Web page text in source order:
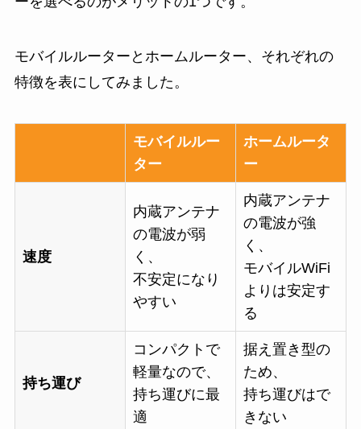
モバイルルーターとホームルーター、それぞれの
特徴を表にしてみました。
モバイルルー
ター
ホームルータ
ー
速度
内蔵アンテナ
の電波が弱
く、
不安定になり
やすい
内蔵アンテナ
の電波が強
く、
モバイルWiFi
よりは安定す
る
持ち運び
コンパクトで
軽量なので、
持ち運びに最
適
据え置き型の
ため、
持ち運びはで
きない